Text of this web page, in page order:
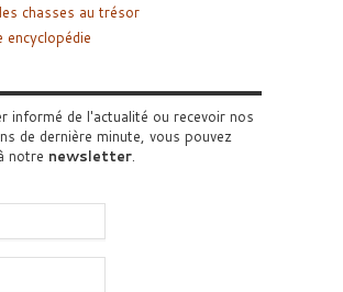
chasses au trésor
encyclopédie
informé de l'actualité ou recevoir nos
de dernière minute, vous pouvez
notre newsletter.